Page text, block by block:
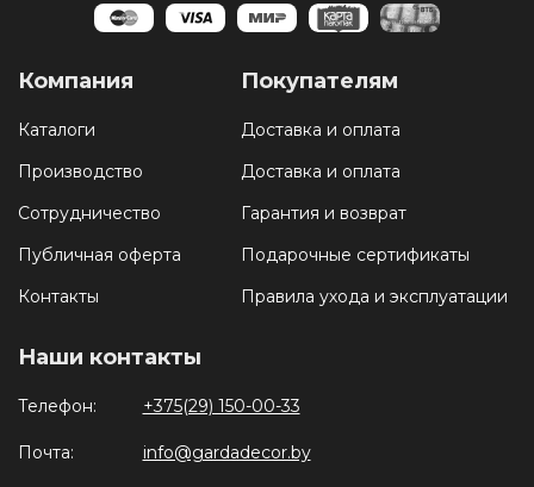
Компания
Каталоги
Производство
Сотрудничество
Публичная оферта
Контакты
Покупателям
Доставка и оплата
Доставка и оплата
Гарантия и возврат
Подарочные сертификаты
Правила ухода и эксплуатации
Наши контакты
Телефон: +375(29) 150-00-33
Почта: info@gardadecor.by